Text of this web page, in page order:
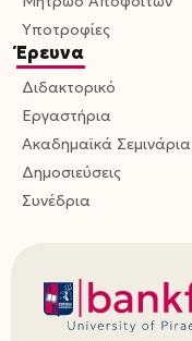
Υποτροφίες
Έρευνα
Διδακτορικό
Εργαστήρια
Ακαδημαϊκά Σεμινάρια
Δημοσιεύσεις
Συνέδρια